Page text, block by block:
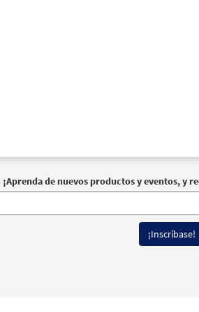
¡Aprenda de nuevos productos y eventos, y